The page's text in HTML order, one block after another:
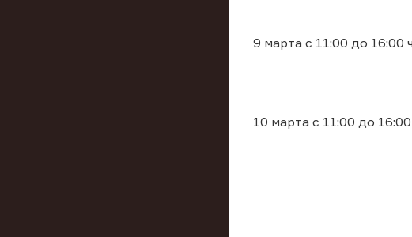
9 марта с 11:00 до 16:00
10 марта с 11:00 до